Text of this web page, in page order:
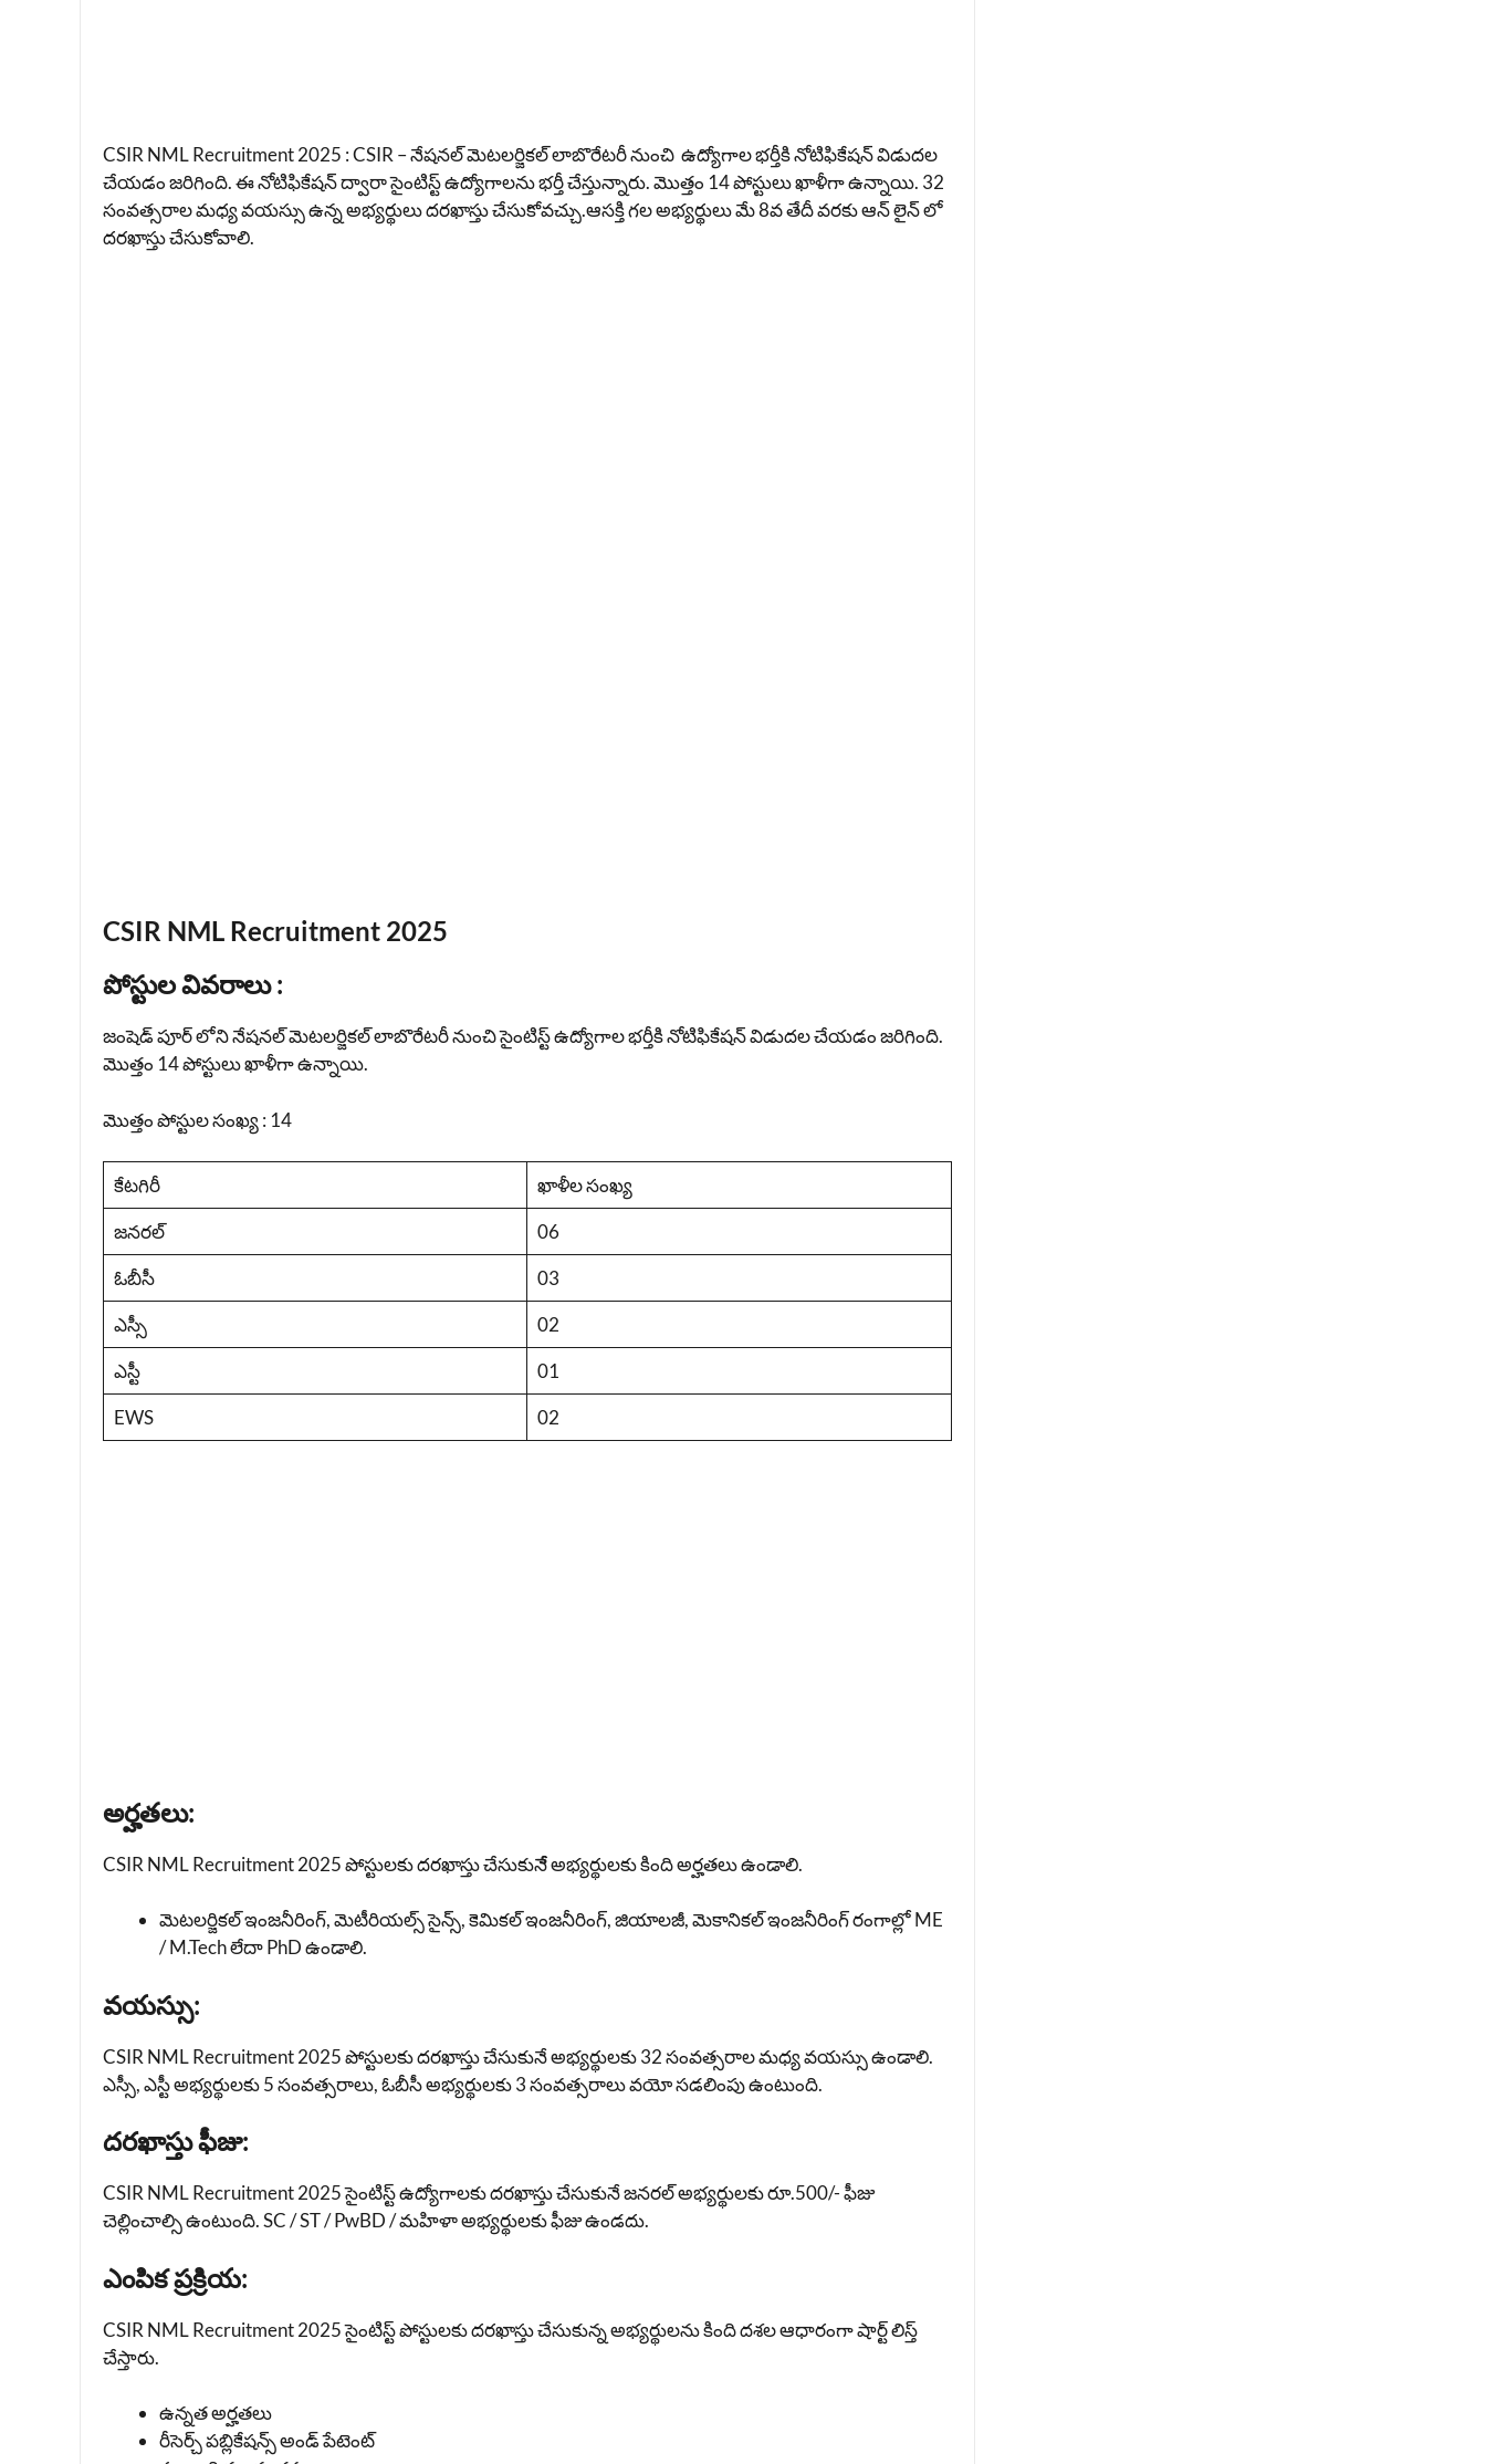
CSIR NML Recruitment 2025 : CSIR – నేషనల్ మెటలర్జికల్ లాబొరేటరీ నుంచి ఉద్యోగాల భర్తీకి నోటిఫికేషన్ విడుదల
చేయడం జరిగింది. ఈ నోటిఫికేషన్ ద్వారా సైంటిస్ట్ ఉద్యోగాలను భర్తీ చేస్తున్నారు. మొత్తం 14 పోస్టులు ఖాళీగా ఉన్నాయి. 32
సంవత్సరాల మధ్య వయస్సు ఉన్న అభ్యర్థులు దరఖాస్తు చేసుకోవచ్చు.ఆసక్తి గల అభ్యర్థులు మే 8వ తేదీ వరకు ఆన్ లైన్ లో
దరఖాస్తు చేసుకోవాలి.
CSIR NML Recruitment 2025
పోస్టుల వివరాలు :
జంషెడ్ పూర్ లోని నేషనల్ మెటలర్జికల్ లాబొరేటరీ నుంచి సైంటిస్ట్ ఉద్యోగాల భర్తీకి నోటిఫికేషన్ విడుదల చేయడం జరిగింది.
మొత్తం 14 పోస్టులు ఖాళీగా ఉన్నాయి.
మొత్తం పోస్టుల సంఖ్య : 14
కేటగిరీ
ఖాళీల సంఖ్య
జనరల్
06
ఓబీసీ
03
ఎస్సీ
02
ఎస్టీ
01
EWS
02
అర్హతలు:
CSIR NML Recruitment 2025 పోస్టులకు దరఖాస్తు చేసుకునేే అభ్యర్థులకు కింది అర్హతలు ఉండాలి.
మెటలర్జికల్ ఇంజనీరింగ్, మెటీరియల్స్ సైన్స్, కెమికల్ ఇంజనీరింగ్, జియాలజీ, మెకానికల్ ఇంజనీరింగ్ రంగాల్లో ME
/ M.Tech లేదా PhD ఉండాలి.
వయస్సు:
CSIR NML Recruitment 2025 పోస్టులకు దరఖాస్తు చేసుకునే అభ్యర్థులకు 32 సంవత్సరాల మధ్య వయస్సు ఉండాలి.
ఎస్సీ, ఎస్టీ అభ్యర్థులకు 5 సంవత్సరాలు, ఓబీసీ అభ్యర్థులకు 3 సంవత్సరాలు వయో సడలింపు ఉంటుంది.
దరఖాస్తు ఫీజు:
CSIR NML Recruitment 2025 సైంటిస్ట్ ఉద్యోగాలకు దరఖాస్తు చేసుకునే జనరల్ అభ్యర్థులకు రూ.500/- ఫీజు
చెల్లించాల్సి ఉంటుంది. SC / ST / PwBD / మహిళా అభ్యర్థులకు ఫీజు ఉండదు.
ఎంపిక ప్రక్రియ:
CSIR NML Recruitment 2025 సైంటిస్ట్ పోస్టులకు దరఖాస్తు చేసుకున్న అభ్యర్థులను కింది దశల ఆధారంగా షార్ట్ లిస్త్
చేస్తారు.
ఉన్నత అర్హతలు
రీసెర్చ్ పబ్లికేషన్స్ అండ్ పేటెంట్